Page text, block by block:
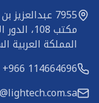
7955
مكتب
المملكة العربية
+966 114664696